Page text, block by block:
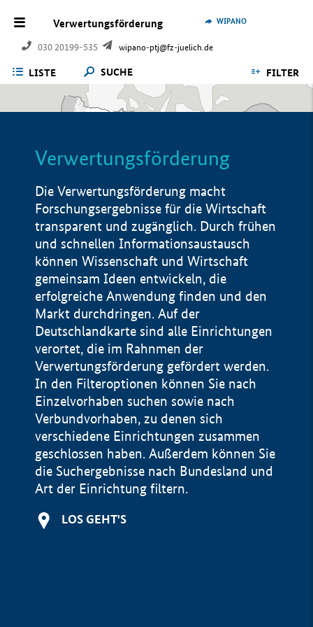
Verwertungsförderung
030 20199-535 wipano-ptj@fz-juelich.de
WIPANO
LISTE SUCHE FILTER
Verwertungsförderung
Die Verwertungsförderung macht
Forschungsergebnisse für die Wirtschaft
transparent und zugänglich. Durch frühen
und schnellen Informationsaustausch
können Wissenschaft und Wirtschaft
gemeinsam Ideen entwickeln, die
erfolgreiche Anwendung finden und den
Markt durchdringen. Auf der
Deutschlandkarte sind alle Einrichtungen
verortet, die im Rahnmen der
Verwertungsförderung gefördert werden.
In den Filteroptionen können Sie nach
Einzelvorhaben suchen sowie nach
Verbundvorhaben, zu denen sich
verschiedene Einrichtungen zusammen
geschlossen haben. Außerdem können Sie
die Suchergebnisse nach Bundesland und
Art der Einrichtung filtern.
LOS GEHT'S